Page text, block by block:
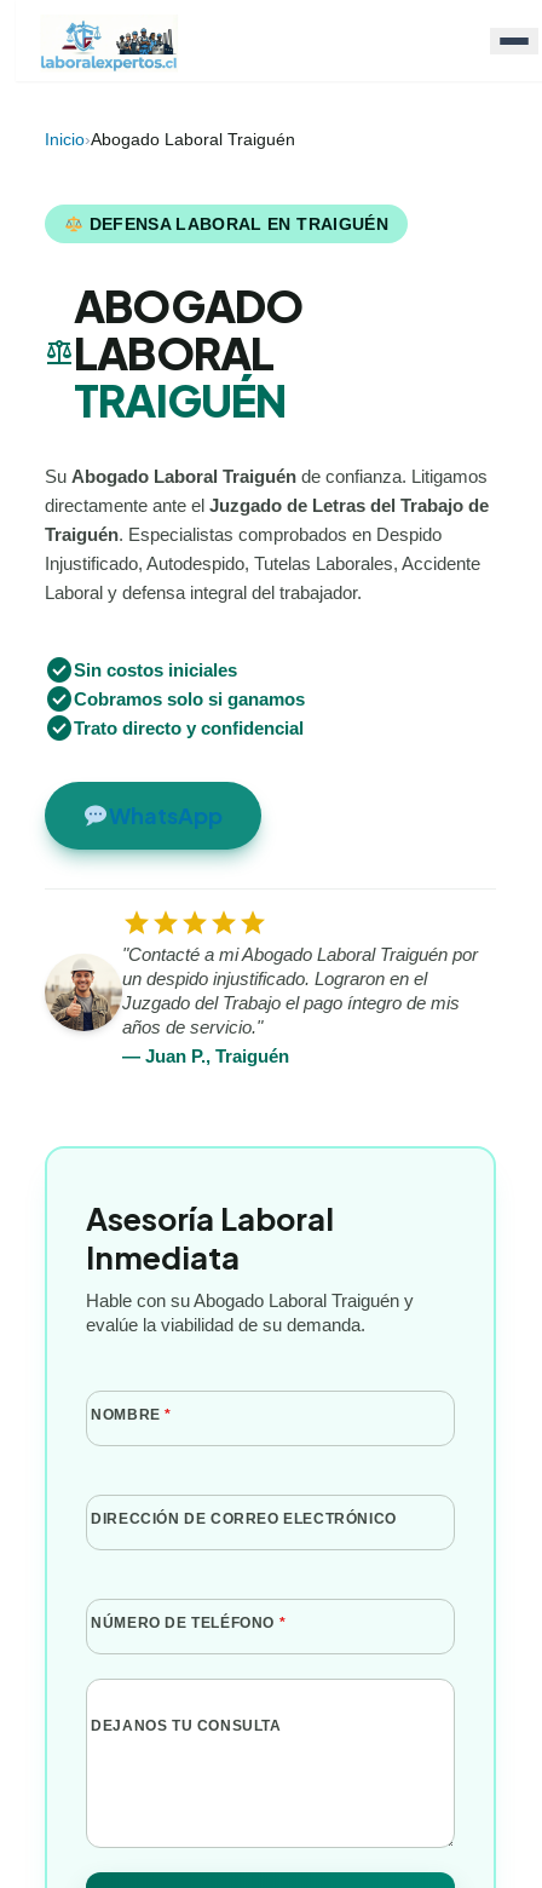
Inicio›Abogado Laboral Traiguén
DEFENSA LABORAL EN TRAIGUÉN
balance
ABOGADO
LABORAL
TRAIGUÉN
Su Abogado Laboral Traiguén de confianza. Litigamos
directamente ante elJuzgado de Letras del Trabajo de
Traiguén. Especialistas comprobados en Despido
Injustificado, Autodespido, Tutelas Laborales, Accidente
Laboral y defensa integral del trabajador.
check_circleSin costos iniciales
check_circleCobramos solo si ganamos
check_circleTrato directo y confidencial
WhatsApp
starstarstarstarstar
"Contacté a mi Abogado Laboral Traiguén por
un despido injustificado. Lograron en el
Juzgado del Trabajo el pago íntegro de mis
años de servicio."
— Juan P., Traiguén
Asesoría Laboral
Inmediata
Hable con su Abogado Laboral Traiguén y
evalúe la viabilidad de su demanda.
NOMBRE*
DIRECCIÓN DE CORREO ELECTRÓNICO
NÚMERO DE TELÉFONO *
DEJANOS TU CONSULTA